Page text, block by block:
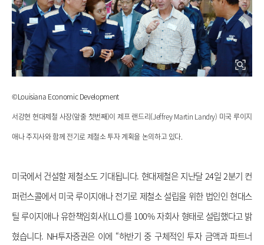
©Louisiana Economic Development
서강현 현대제철 사장(앞줄 첫번째)이 제프 랜드리(Jeffrey Martin Landry) 미국 루이지
애나 주지사와 함께 전기로 제철소 투자 계획을 논의하고 있다.
미국에서 건설할 제철소도 기대됩니다. 현대제철은 지난달 24일 2분기 컨
퍼런스콜에서 미국 루이지애나 전기로 제철소 설립을 위한 법인인 현대스
틸 루이지애나 유한책임회사(LLC)를 100% 자회사 형태로 설립했다고 밝
혔습니다. NH투자증권은 이에 “하반기 중 구체적인 투자 금액과 파트너